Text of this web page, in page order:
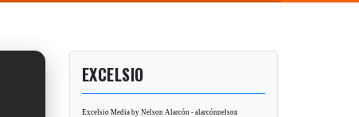
EXCELSIO
Excelsio Media by Nelson Alarcón - alarcónnelson